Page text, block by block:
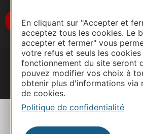
En cliquant sur "Accepter et
acceptez tous les cookies. Le
accepter et fermer" vous
votre refus et seuls les cookies
fonctionnement du site seront
pouvez modifier vos choix à
obtenir plus d'informations via
de cookies.
Politique de confidentialité
Je m'abonne